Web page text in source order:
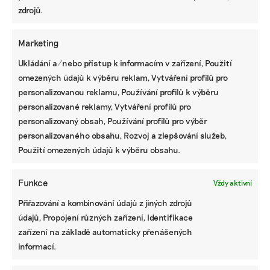
zdrojů.
Marketing
Ukládání a/nebo přístup k informacím v zařízení, Použití
omezených údajů k výběru reklam, Vytváření profilů pro
personalizovanou reklamu, Používání profilů k výběru
personalizované reklamy, Vytváření profilů pro
personalizovaný obsah, Používání profilů pro výběr
personalizovaného obsahu, Rozvoj a zlepšování služeb,
Použití omezených údajů k výběru obsahu.
Funkce Vždy aktivní
Přiřazování a kombinování údajů z jiných zdrojů
údajů, Propojení různých zařízení, Identifikace
zařízení na základě automaticky přenášených
informací.
psychologie do rakouského Klagenfurtu. Tam se
také připojila k Poslední generaci. Dříve působila
ve spolku Fridays for Future. Díky jejímu vzhledu
a podobě s kolumbijskou zpěvačkou se jí přezdívá
„Klimatická Shakira“. Kvůli jejím protestním
akcím v Rakousku ji chce tamní vláda vyhostit a
hrozí jí zákaz pobytu.
přilepit k trupu letadla na letišti v severoněmeckém
Lübecku. Jeden z cestujících ho strhne na zem ještě
dřív, než lepidlo zatuhne. Jeschke putuje do vazby,
letadlo má 50 minut zpoždění.